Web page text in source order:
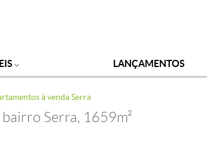
LANÇAMENTOS
à venda Serra
Serra, 1659m²